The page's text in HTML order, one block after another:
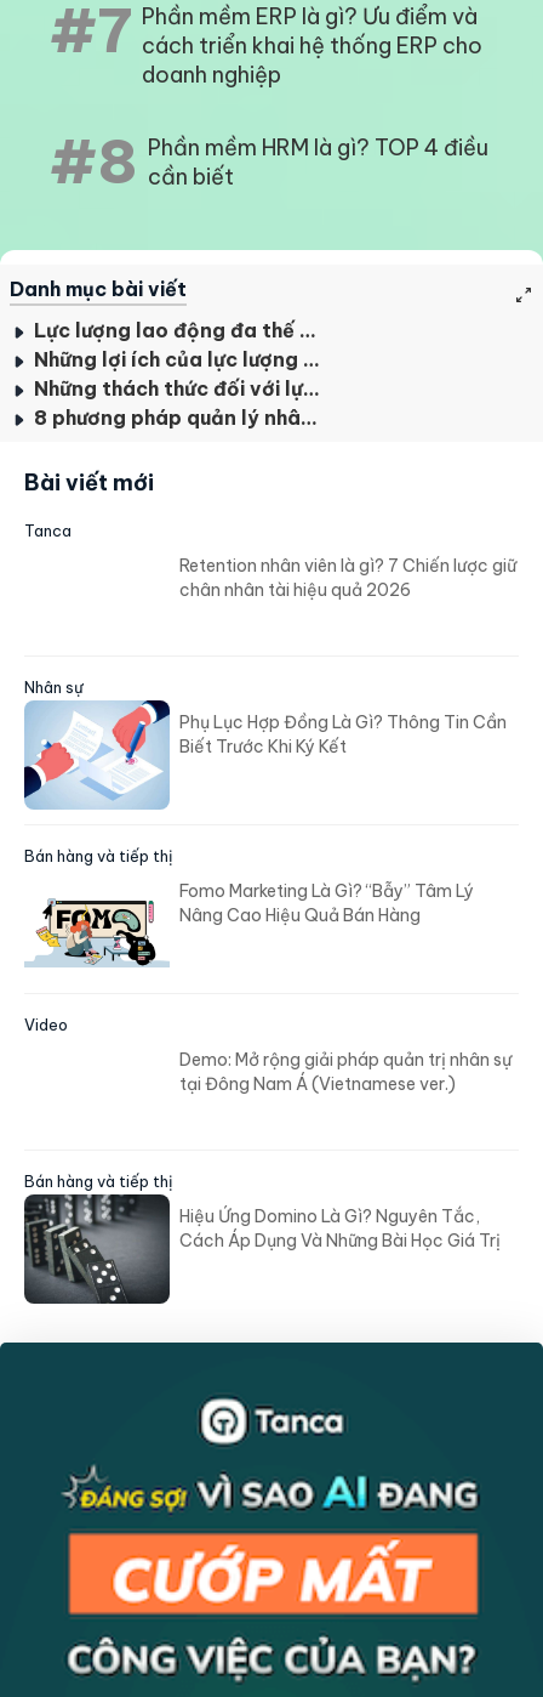
#7 Phần mềm ERP là gì? Ưu điểm và
cách triển khai hệ thống ERP cho
doanh nghiệp
#8 Phần mềm HRM là gì? TOP 4 điều
cần biết
Danh mục bài viết
Lực lượng lao động đa thế hệ là gì?
Những lợi ích của lực lượng lao động đa thế hệ
Những thách thức đối với lực lượng lao động đa thế hệ
8 phương pháp quản lý nhân sự đa thế hệ trong công ty
Bài viết mới
Tanca
Retention nhân viên là gì? 7 Chiến lược giữ
chân nhân tài hiệu quả 2026
Nhân sự
Phụ Lục Hợp Đồng Là Gì? Thông Tin Cần
Biết Trước Khi Ký Kết
Bán hàng và tiếp thị
Fomo Marketing Là Gì? “Bẫy” Tâm Lý
Nâng Cao Hiệu Quả Bán Hàng
Video
Demo: Mở rộng giải pháp quản trị nhân sự
tại Đông Nam Á (Vietnamese ver.)
Bán hàng và tiếp thị
Hiệu Ứng Domino Là Gì? Nguyên Tắc,
Cách Áp Dụng Và Những Bài Học Giá Trị